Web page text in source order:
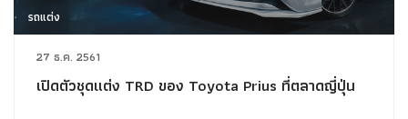
รถแต่ง
27 ธ.ค. 2561
เปิดตัวชุดแต่ง TRD ของ Toyota Prius ที่ตลาดญี่ปุ่น